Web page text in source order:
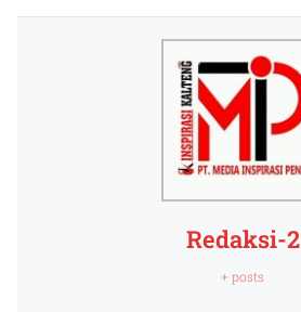
Redaksi-2
+ posts